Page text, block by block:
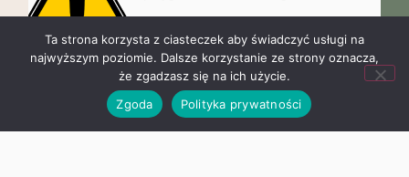
„Angielski jest fun-tastyczny!”
Ogólnopolski Projekt Edukacyjny
W mijającym roku szkolnym uczniowie
Ta strona korzysta z ciasteczek aby świadczyć usługi na
najwyższym poziomie. Dalsze korzystanie ze strony oznacza,
że zgadzasz się na ich użycie.
Zgoda
Polityka prywatności